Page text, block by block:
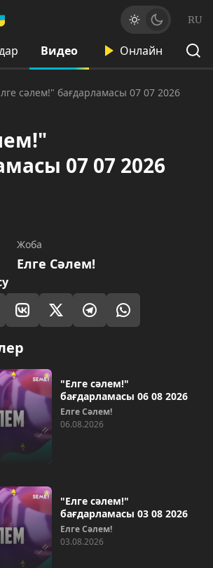
RU
Видео Онлайн
сәлем!" бағдарламасы 07 07 2026
07 07 2026
Жоба
Елге Сәлем!
"Елге сәлем!"
бағдарламасы 06 08 2026
Елге Сәлем!
06.08.2026
"Елге сәлем!"
бағдарламасы 03 08 2026
Елге Сәлем!
03.08.2026